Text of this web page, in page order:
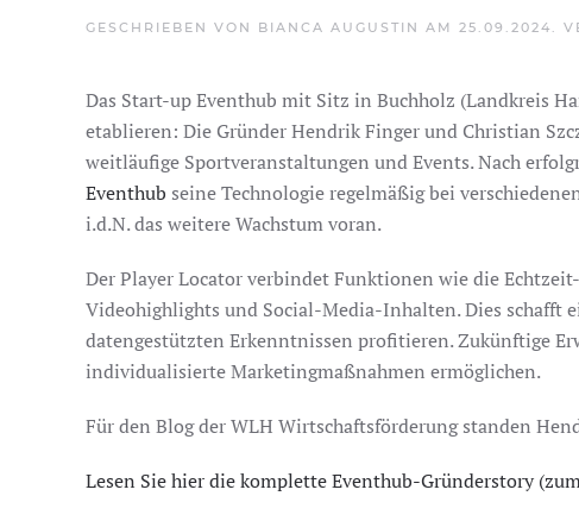
GESCHRIEBEN VON BIANCA AUGUSTIN AM 25.09.2024 .
Das Start-up Eventhub mit Sitz in Buchholz (Landkreis
etablieren: Die Gründer Hendrik Finger und Christian
weitläufige Sportveranstaltungen und Events. Nach
Eventhub seine Technologie regelmäßig bei
i.d.N. das weitere Wachstum voran.
Der Player Locator verbindet Funktionen wie die
Videohighlights und Social-Media-Inhalten. Dies schafft
datengestützten Erkenntnissen profitieren. Zukünftige
individualisierte Marketingmaßnahmen ermöglichen.
Für den Blog der WLH Wirtschaftsförderung standen
Lesen Sie hier die komplette Eventhub-Gründerstory